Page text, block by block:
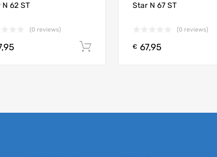
aan winkelwagen
62 ST
(0 reviews)
Toevoegen aan winkelwagen
Star N 67 ST
(0 reviews)
€ 67,95